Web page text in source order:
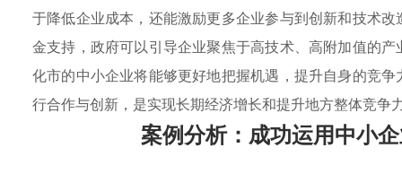
于降低企业成本，还能激励更多企业参与到创新和技术
金支持，政府可以引导企业聚焦于高技术、高附加值的
化市的中小企业将能够更好地把握机遇，提升自身的竞争
行合作与创新，是实现长期经济增长和提升地方整体竞争
案例分析：成功运用中小